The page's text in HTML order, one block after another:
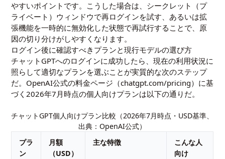
やすいポイントです。こうした場合は、シークレット（プ
ライベート）ウィンドウで再ログインを試す、あるいは拡
張機能を一時的に無効化した状態で再試行することで、原
因の切り分けがしやすくなります。
ログイン後に確認すべきプランと現行モデルの選び方
チャットGPTへのログインに成功したら、現在の利用状況に
照らして適切なプランを選ぶことが実質的な次のステップ
だ。OpenAI公式の料金ページ（chatgpt.com/pricing）に基
づく2026年7月時点の個人向けプランは以下の通りだ。
チャットGPT個人向けプラン比較（2026年7月時点・USD基準、
出典：OpenAI公式）
プラ
ン
月額
（USD）
主な特徴
こんな人
向け